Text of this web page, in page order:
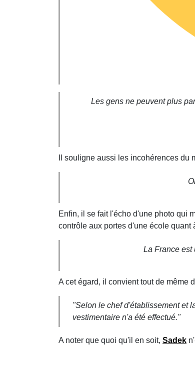
Les gens ne peuvent plus
Il souligne aussi les incohérences
Enfin, il se fait l'écho d'une photo qui
contrôle aux portes d'une école
La France est
A cet égard, il convient tout de même
"Selon le chef d'établissement et
vestimentaire n'a été effectué."
A noter que quoi qu'il en soit, Sadek